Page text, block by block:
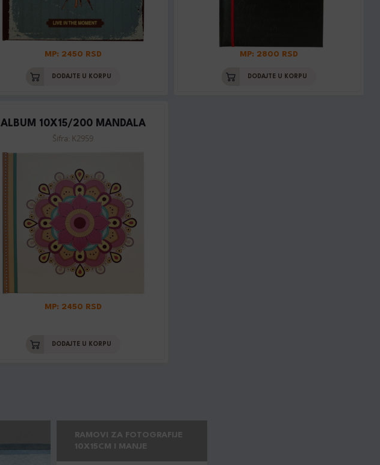
MP: 2450 RSD
DODAJTE U KORPU
MP: 2800 RSD
DODAJTE U KORPU
ALBUM 10X15/200 MANDALA
Šifra: K2959
MP: 2450 RSD
DODAJTE U KORPU
RAMOVI ZA FOTOGRAFIJE
10X15CM I MANJE